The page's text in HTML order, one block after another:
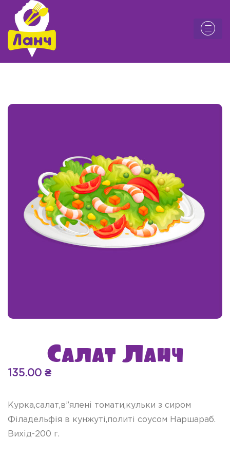
Салат Ланч
135.00 ₴
Курка,салат,в”ялені томати,кульки з сиром
Філадельфія в кунжуті,политі соусом Наршараб.
Вихід-200 г.